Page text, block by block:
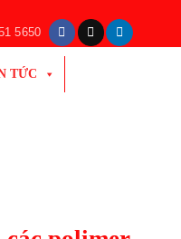
5650
TỨC